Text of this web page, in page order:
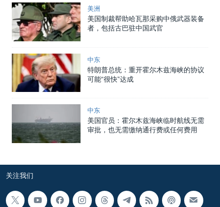
美洲
美国制裁帮助哈瓦那采购中俄武器装备
者，包括古巴驻中国武官
中东
特朗普总统：重开霍尔木兹海峡的协议
可能“很快”达成
中东
美国官员：霍尔木兹海峡临时航线无需
审批，也无需缴纳通行费或任何费用
关注我们